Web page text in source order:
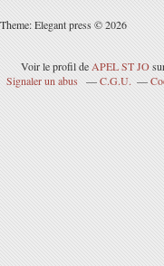
Theme: Elegant press © 2026
Voir le profil de APEL ST JO
Signaler un abus
C.G.U.